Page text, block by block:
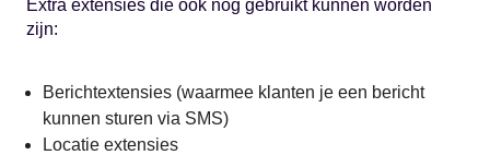
Extra extensies die ook nog gebruikt kunnen worden
zijn:
Berichtextensies (waarmee klanten je een bericht
kunnen sturen via SMS)
Locatie extensies